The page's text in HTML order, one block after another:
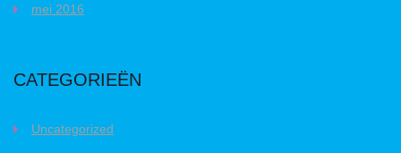
mei 2016
CATEGORIEËN
Uncategorized